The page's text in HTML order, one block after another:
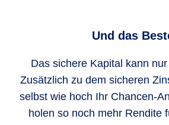
Und das
Das sichere Kapital kann
Zusätzlich zu dem sicheren
selbst wie hoch Ihr Chancen-
holen so noch mehr Rendite